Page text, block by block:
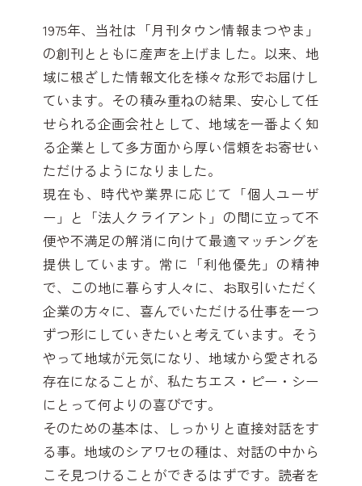
1975年、当社は「月刊タウン情報まつやま」
の創刊とともに産声を上げました。以来、地
域に根ざした情報文化を様々な形でお届けし
ています。その積み重ねの結果、安心して任
せられる企画会社として、地域を一番よく知
る企業として多方面から厚い信頼をお寄せい
ただけるようになりました。
現在も、時代や業界に応じて「個人ユーザ
ー」と「法人クライアント」の間に立って不
便や不満足の解消に向けて最適マッチングを
提供しています。常に「利他優先」の精神
で、この地に暮らす人々に、お取引いただく
企業の方々に、喜んでいただける仕事を一つ
ずつ形にしていきたいと考えています。そう
やって地域が元気になり、地域から愛される
存在になることが、私たちエス・ピー・シー
にとって何よりの喜びです。
そのための基本は、しっかりと直接対話をす
る事。地域のシアワセの種は、対話の中から
こそ見つけることができるはずです。読者を